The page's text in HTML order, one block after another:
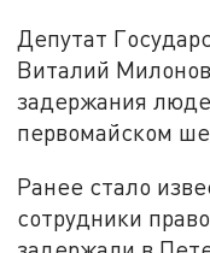
Депутат
Виталий
задержания
первомайском
Ранее стало
сотрудники